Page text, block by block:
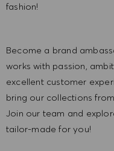
fashion!
Become a brand
works with passion,
excellent customer
bring our collections
Join our team and
tailor-made for you!